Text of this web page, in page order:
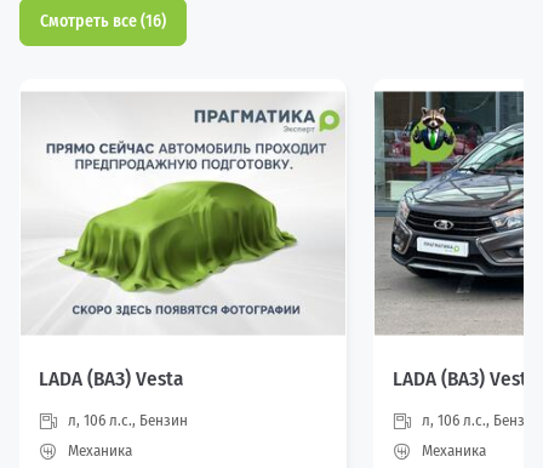
Смотреть все (16)
LADA (ВАЗ) Vesta
л, 106 л.с., Бензин
Механика
LADA (ВАЗ) Vesta
л, 106 л.с., Бензин
Механика